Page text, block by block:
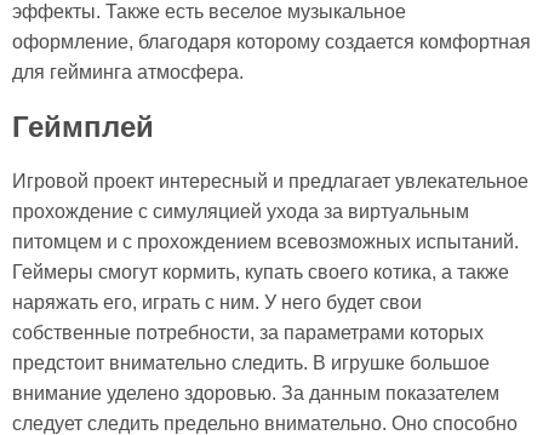
эффекты. Также есть веселое музыкальное
оформление, благодаря которому создается комфортная
для гейминга атмосфера.
Геймплей
Игровой проект интересный и предлагает увлекательное
прохождение с симуляцией ухода за виртуальным
питомцем и с прохождением всевозможных испытаний.
Геймеры смогут кормить, купать своего котика, а также
наряжать его, играть с ним. У него будет свои
собственные потребности, за параметрами которых
предстоит внимательно следить. В игрушке большое
внимание уделено здоровью. За данным показателем
следует следить предельно внимательно. Оно способно